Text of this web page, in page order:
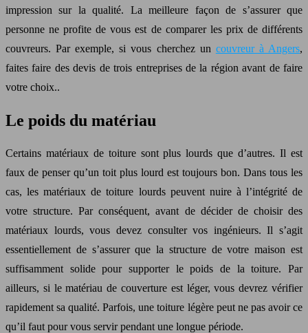
impression sur la qualité. La meilleure façon de s’assurer que
personne ne profite de vous est de comparer les prix de différents
couvreurs. Par exemple, si vous cherchez un couvreur à Angers,
faites faire des devis de trois entreprises de la région avant de faire
votre choix..
Le poids du matériau
Certains matériaux de toiture sont plus lourds que d’autres. Il est
faux de penser qu’un toit plus lourd est toujours bon. Dans tous les
cas, les matériaux de toiture lourds peuvent nuire à l’intégrité de
votre structure. Par conséquent, avant de décider de choisir des
matériaux lourds, vous devez consulter vos ingénieurs. Il s’agit
essentiellement de s’assurer que la structure de votre maison est
suffisamment solide pour supporter le poids de la toiture. Par
ailleurs, si le matériau de couverture est léger, vous devrez vérifier
rapidement sa qualité. Parfois, une toiture légère peut ne pas avoir ce
qu’il faut pour vous servir pendant une longue période.